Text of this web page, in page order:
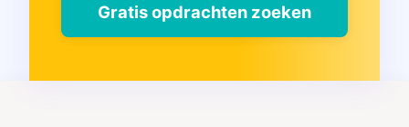
Gratis opdrachten zoeken